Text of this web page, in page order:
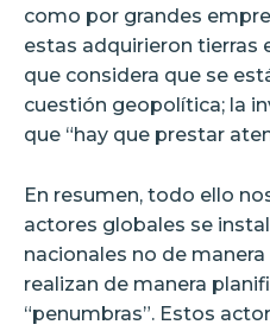
como por grandes
estas adquirieron tierras
que considera que se
cuestión geopolítica; la
que “hay que prestar
En resumen, todo ello
actores globales se
nacionales no de
realizan de manera
“penumbras”. Estos